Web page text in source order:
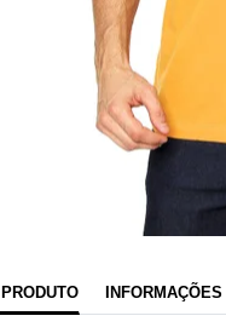
Dafiti
INFORMAÇÕES